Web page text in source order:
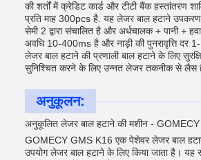
की शर्तों में क्रेडिट कार्ड और टीटी बैंक हस्तांतरण
प्रति माह 300pcs है. यह लेजर बाल हटाने
सेमी 2 द्वारा संचालित है और अर्धचालक + पानी + हवा
अवधि 10-400ms है और नाड़ी की पुनरावृत्ति दर
लेजर बाल हटाने की प्रणाली बाल हटाने के लिए
सुनिश्चित करने के लिए उन्नत लेजर तकनीक से लैस
अनुकूलन:
अनुकूलित लेजर बाल हटाने की मशीन -
GOMECY GMS K16 एक पेशेवर लेजर बाल
उपयोग लेजर बाल हटाने के लिए किया जाता है। यह